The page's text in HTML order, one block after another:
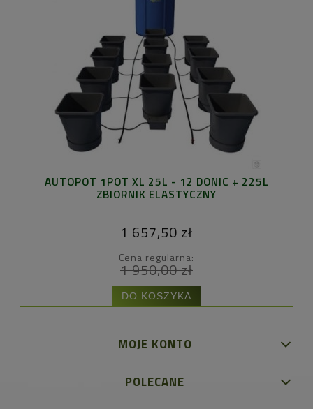
AUTOPOT 1POT XL 25L - 12 DONIC + 225L
ZBIORNIK ELASTYCZNY
1 657,50 zł
Cena regularna:
1 950,00 zł
DO KOSZYKA
MOJE KONTO
POLECANE